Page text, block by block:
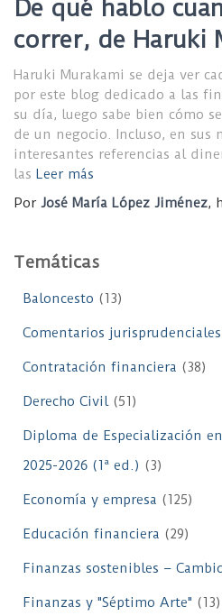
De qué hablo
correr, de Haruki
Haruki Murakami se deja ver
por este blog dedicado a las
su día, luego sabe bien cómo
de un negocio. Incluso, en sus
interesantes referencias al
las Leer más
Por José María López Jiménez,
Temáticas
Baloncesto (13)
Comentarios jurisprudenciales
Contratación financiera (38)
Derecho Civil(51)
Diploma de Especialización
2025-2026 (1ª ed.) (3)
Economía y empresa (125)
Educación financiera (29)
Finanzas sostenibles –
Finanzas y "Séptimo Arte" (13)